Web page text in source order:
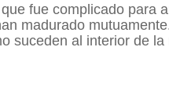
fue complicado para
madurado
suceden al interior de la